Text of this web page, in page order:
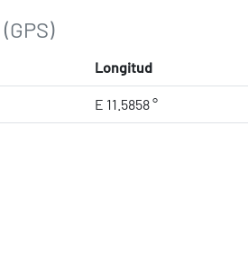
(GPS)
Longitud
E 11.5858 °